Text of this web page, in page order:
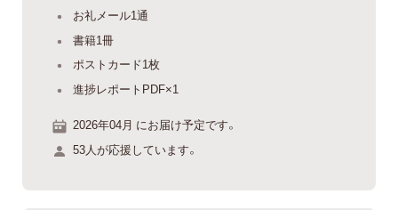
お礼メール1通
書籍1冊
ポストカード1枚
進捗レポートPDF×1
2026年04月 にお届け予定です。
53人が応援しています。